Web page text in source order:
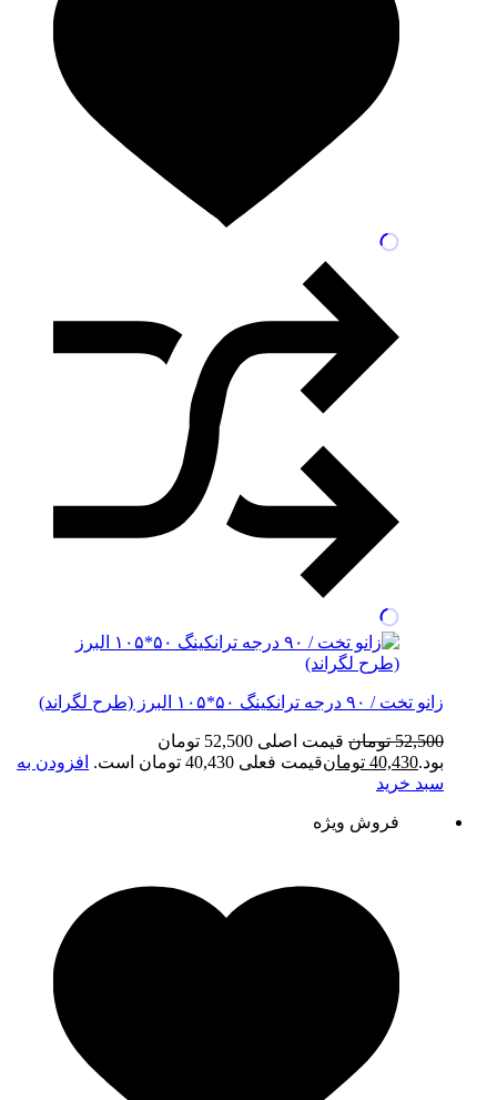
زانو تخت / ۹۰ درجه ترانکینگ ۵۰*۱۰۵ البرز (طرح لگراند)
52,500 تومان
قیمت اصلی 52,500 تومان
بود.40,430 تومانقیمت فعلی 40,430 تومان است.
افزودن به
سبد خرید
فروش ویژه